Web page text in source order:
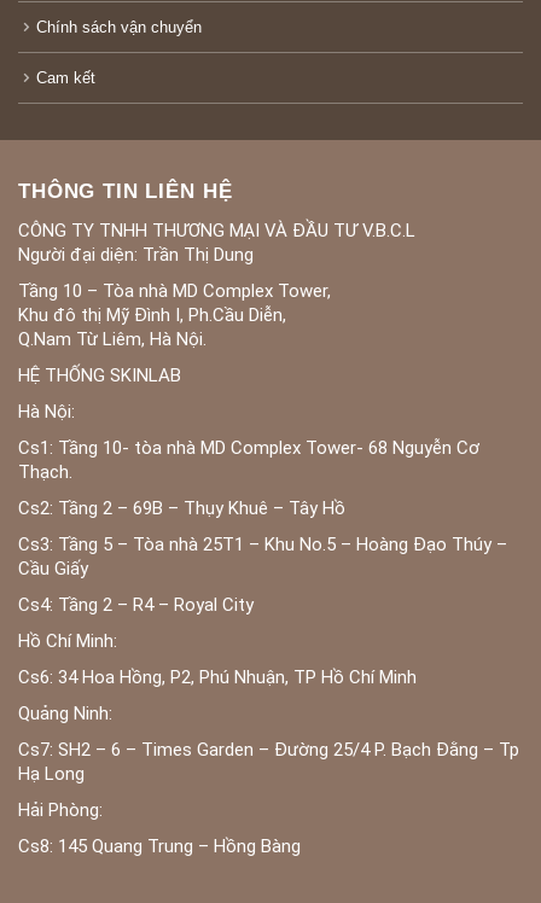
Chính sách vận chuyển
Cam kết
THÔNG TIN LIÊN HỆ
CÔNG TY TNHH THƯƠNG MẠI VÀ ĐẦU TƯ V.B.C.L
Người đại diện: Trần Thị Dung
Tầng 10 – Tòa nhà MD Complex Tower,
Khu đô thị Mỹ Đình I, Ph.Cầu Diễn,
Q.Nam Từ Liêm, Hà Nội.
HỆ THỐNG SKINLAB
Hà Nội:
Cs1: Tầng 10- tòa nhà MD Complex Tower- 68 Nguyễn Cơ
Thạch.
Cs2: Tầng 2 – 69B – Thụy Khuê – Tây Hồ
Cs3: Tầng 5 – Tòa nhà 25T1 – Khu No.5 – Hoàng Đạo Thúy –
Cầu Giấy
Cs4: Tầng 2 – R4 – Royal City
Hồ Chí Minh:
Cs6: 34 Hoa Hồng, P2, Phú Nhuận, TP Hồ Chí Minh
Quảng Ninh:
Cs7: SH2 – 6 – Times Garden – Đường 25/4 P. Bạch Đằng – Tp
Hạ Long
Hải Phòng:
Cs8: 145 Quang Trung – Hồng Bàng